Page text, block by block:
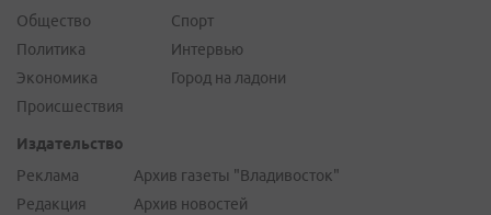
Общество
Политика
Экономика
Происшествия
Спорт
Интервью
Город на ладони
Издательство
Реклама
Редакция
Архив газеты "Владивосток"
Архив новостей